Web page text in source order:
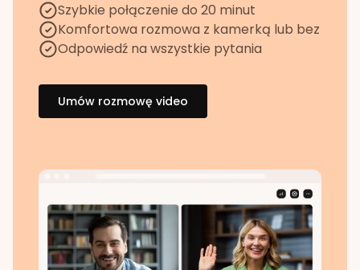
Szybkie połączenie do 20 minut
Komfortowa rozmowa z kamerką lub bez
Odpowiedź na wszystkie pytania
Umów rozmowę video